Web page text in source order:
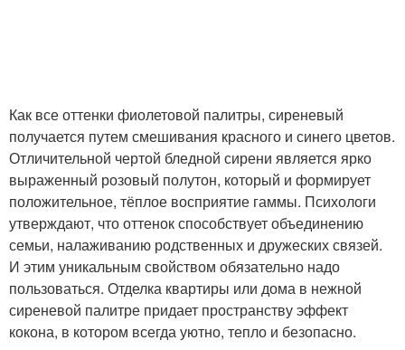
Как все оттенки фиолетовой палитры, сиреневый
получается путем смешивания красного и синего цветов.
Отличительной чертой бледной сирени является ярко
выраженный розовый полутон, который и формирует
положительное, тёплое восприятие гаммы. Психологи
утверждают, что оттенок способствует объединению
семьи, налаживанию родственных и дружеских связей.
И этим уникальным свойством обязательно надо
пользоваться. Отделка квартиры или дома в нежной
сиреневой палитре придает пространству эффект
кокона, в котором всегда уютно, тепло и безопасно.